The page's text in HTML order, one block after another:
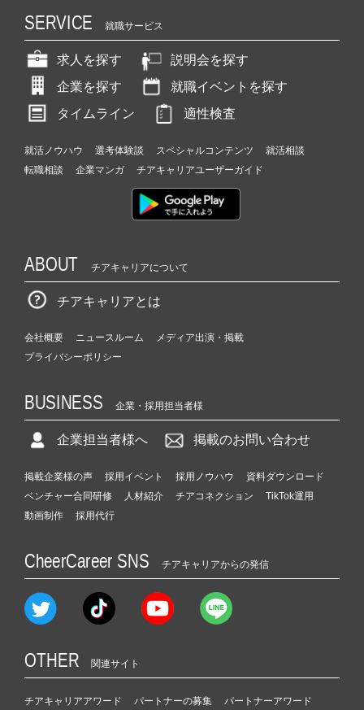
SERVICE 就職サービス
求人を探す
説明会を探す
企業を探す
就職イベントを探す
タイムライン
適性検査
就活ノウハウ 選考体験談 スペシャルコンテンツ
就活相談
転職相談
企業マンガ チアキャリアユーザーガイド
ABOUT チアキャリアについて
チアキャリアとは
会社概要 ニュースルーム
メディア出演・掲載
プライバシーポリシー
BUSINESS 企業・採用担当者様
企業担当者様へ 掲載のお問い合わせ
掲載企業様の声 採用イベント 採用ノウハウ
資料ダウンロード
ベンチャー合同研修
人材紹介 チアコネクション
TikTok運用
動画制作
採用代行
CheerCareer SNS チアキャリアからの発信
OTHER 関連サイト
チアキャリアアワード パートナーの募集 パートナーアワード